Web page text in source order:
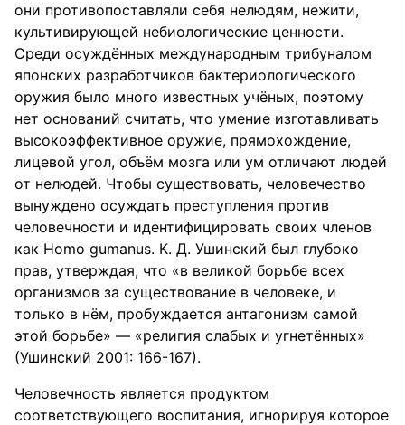
они противопоставляли себя нелюдям, нежити,
культивирующей небиологические ценности.
Среди осуждённых международным трибуналом
японских разработчиков бактериологического
оружия было много известных учёных, поэтому
нет оснований считать, что умение изготавливать
высокоэффективное оружие, прямохождение,
лицевой угол, объём мозга или ум отличают людей
от нелюдей. Чтобы существовать, человечество
вынуждено осуждать преступления против
человечности и идентифицировать своих членов
как Homo gumanus. К. Д. Ушинский был глубоко
прав, утверждая, что «в великой борьбе всех
организмов за существование в человеке, и
только в нём, пробуждается антагонизм самой
этой борьбе» — «религия слабых и угнетённых»
(Ушинский 2001: 166-167).
Человечность является продуктом
соответствующего воспитания, игнорируя которое